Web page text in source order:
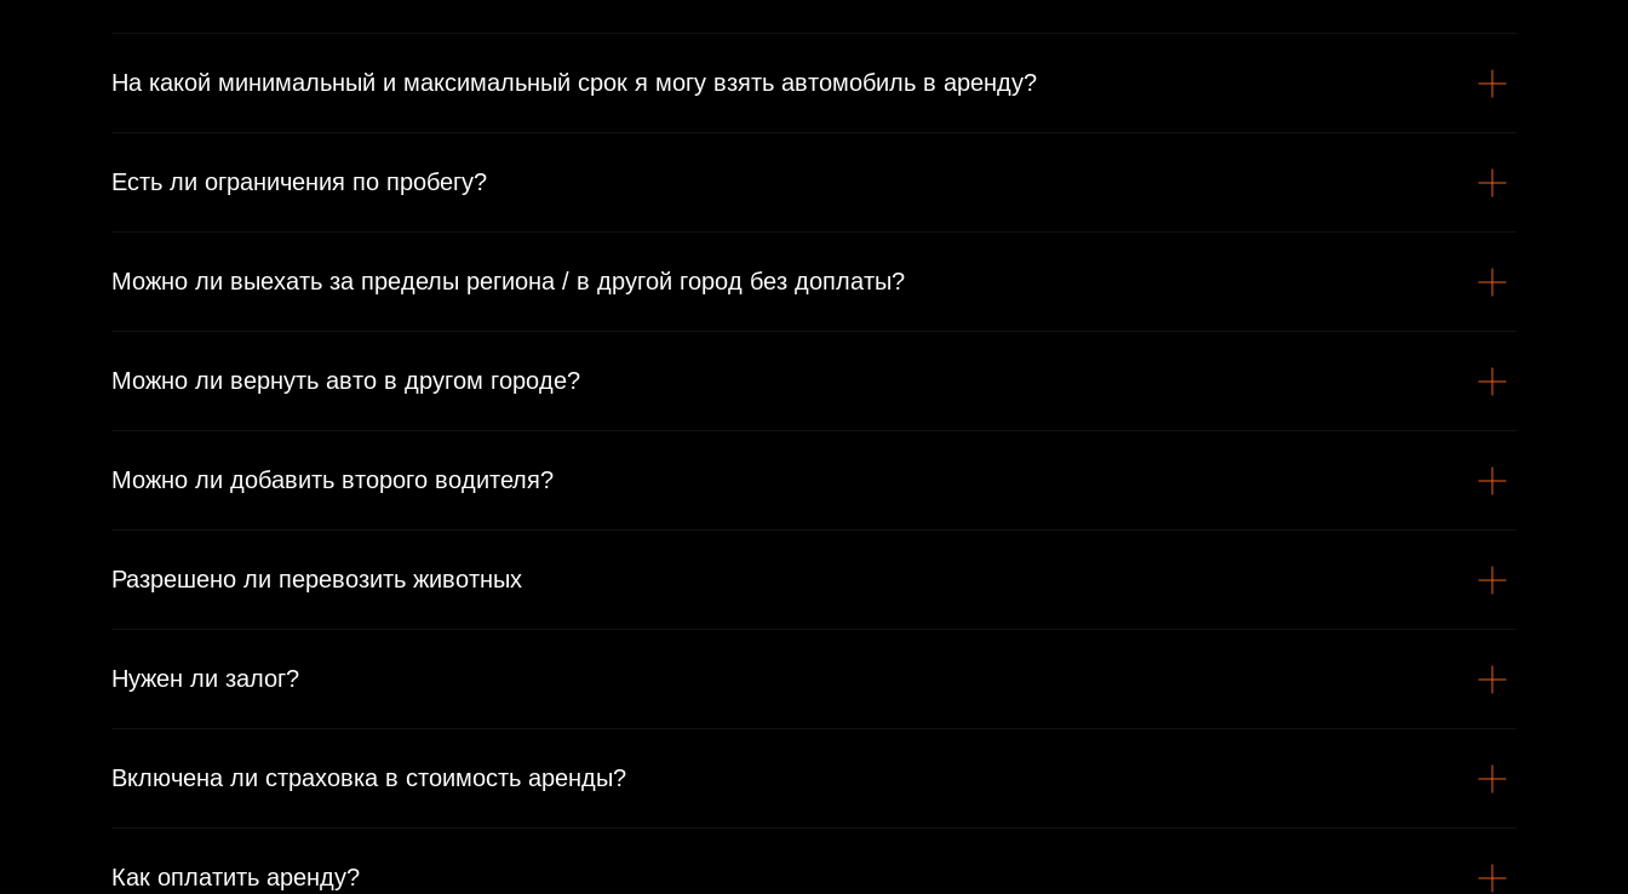
На какой минимальный и максимальный срок я могу взять автомобиль в аренду?
Есть ли ограничения по пробегу?
Можно ли выехать за пределы региона / в другой город без доплаты?
Можно ли вернуть авто в другом городе?
Можно ли добавить второго водителя?
Разрешено ли перевозить животных
Нужен ли залог?
Включена ли страховка в стоимость аренды?
Как оплатить аренду?